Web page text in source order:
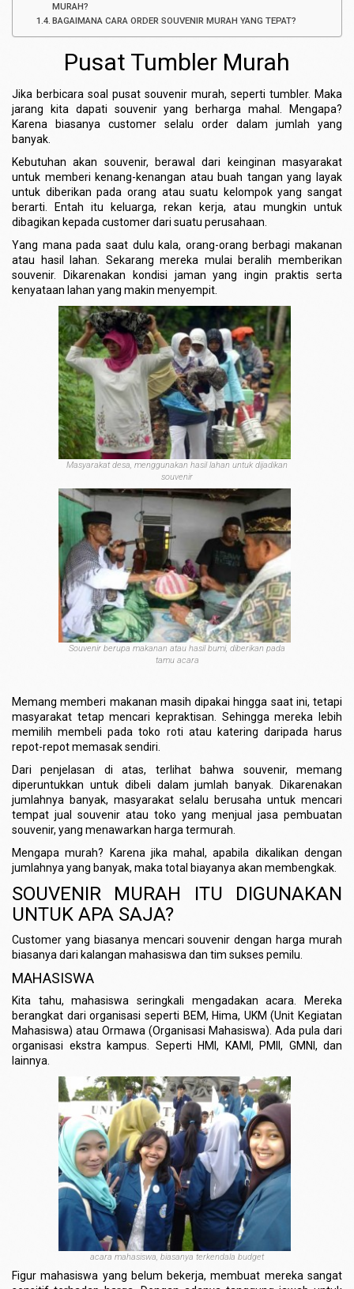
MURAH?
BAGAIMANA CARA ORDER SOUVENIR MURAH YANG TEPAT?
Pusat Tumbler Murah
Jika berbicara soal pusat souvenir murah, seperti tumbler. Maka
jarang kita dapati souvenir yang berharga mahal. Mengapa?
Karena biasanya customer selalu order dalam jumlah yang
banyak.
Kebutuhan akan souvenir, berawal dari keinginan masyarakat
untuk memberi kenang-kenangan atau buah tangan yang layak
untuk diberikan pada orang atau suatu kelompok yang sangat
berarti. Entah itu keluarga, rekan kerja, atau mungkin untuk
dibagikan kepada customer dari suatu perusahaan.
Yang mana pada saat dulu kala, orang-orang berbagi makanan
atau hasil lahan. Sekarang mereka mulai beralih memberikan
souvenir. Dikarenakan kondisi jaman yang ingin praktis serta
kenyataan lahan yang makin menyempit.
Masyarakat desa, menggunakan hasil lahan untuk dijadikan
souvenir
Souvenir berupa makanan atau hasil bumi, diberikan pada
tamu acara
Memang memberi makanan masih dipakai hingga saat ini, tetapi
masyarakat tetap mencari kepraktisan. Sehingga mereka lebih
memilih membeli pada toko roti atau katering daripada harus
repot-repot memasak sendiri.
Dari penjelasan di atas, terlihat bahwa souvenir, memang
diperuntukkan untuk dibeli dalam jumlah banyak. Dikarenakan
jumlahnya banyak, masyarakat selalu berusaha untuk mencari
tempat jual souvenir atau toko yang menjual jasa pembuatan
souvenir, yang menawarkan harga termurah.
Mengapa murah? Karena jika mahal, apabila dikalikan dengan
jumlahnya yang banyak, maka total biayanya akan membengkak.
SOUVENIR MURAH ITU DIGUNAKAN
UNTUK APA SAJA?
Customer yang biasanya mencari souvenir dengan harga murah
biasanya dari kalangan mahasiswa dan tim sukses pemilu.
MAHASISWA
Kita tahu, mahasiswa seringkali mengadakan acara. Mereka
berangkat dari organisasi seperti BEM, Hima, UKM (Unit Kegiatan
Mahasiswa) atau Ormawa (Organisasi Mahasiswa). Ada pula dari
organisasi ekstra kampus. Seperti HMI, KAMI, PMII, GMNI, dan
lainnya.
acara mahasiswa, biasanya terkendala budget
Figur mahasiswa yang belum bekerja, membuat mereka sangat